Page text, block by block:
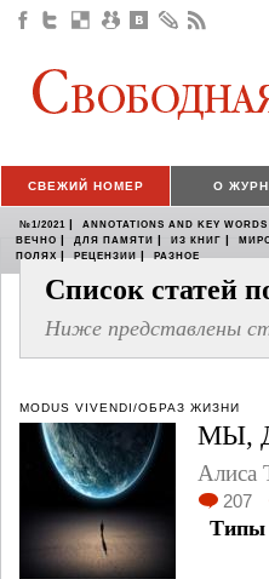
СВЕЖИЙ НОМЕР О
№1/2021 | ANNOTATIONS AND KEY WORDS
ВЕЧНО | ДЛЯ ПАМЯТИ | ИЗ КНИГ |
ПОЛЯХ | РЕЦЕНЗИИ | РАЗНОЕ
Список статей
Ниже представлены
MODUS VIVENDI/ОБРАЗ ЖИЗНИ
МЫ,
207
Типы